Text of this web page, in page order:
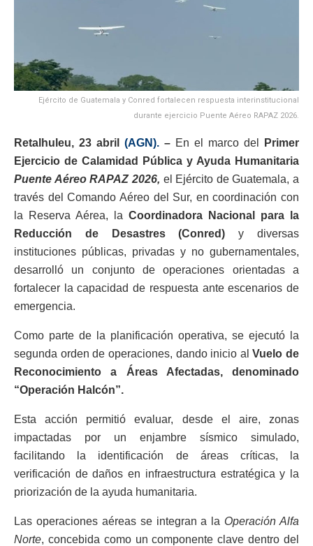
Ejército de Guatemala y Conred fortalecen respuesta interinstitucional
durante ejercicio Puente Aéreo RAPAZ 2026.
Retalhuleu, 23 abril (AGN). – En el marco del
Primer
Ejercicio de Calamidad Pública y Ayuda Humanitaria
Puente Aéreo RAPAZ 2026, el Ejército de Guatemala, a
través del Comando Aéreo del Sur, en coordinación con
la Reserva Aérea, la Coordinadora Nacional para la
Reducción de Desastres (Conred) y diversas
instituciones públicas, privadas y no gubernamentales,
desarrolló un conjunto de operaciones orientadas a
fortalecer la capacidad de respuesta ante escenarios de
emergencia.
Como parte de la planificación operativa, se ejecutó la
segunda orden de operaciones, dando inicio alVuelo de
Reconocimiento a Áreas Afectadas, denominado
“Operación Halcón”.
Esta acción permitió evaluar, desde el aire, zonas
impactadas por un enjambre sísmico simulado,
facilitando la identificación de áreas críticas, la
verificación de daños en infraestructura estratégica y la
priorización de la ayuda humanitaria.
Las operaciones aéreas se integran a la Operación Alfa
Norte, concebida como un componente clave dentro del